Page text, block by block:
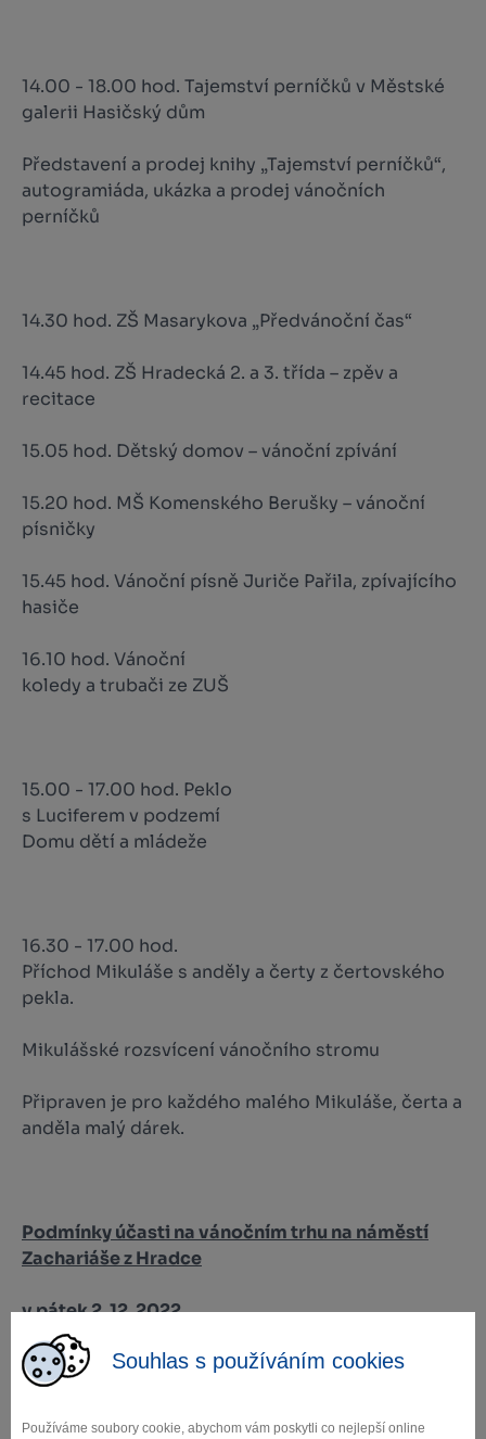
Souhlas s používáním cookies
Používáme soubory cookie, abychom vám poskytli co nejlepší online
14.00 - 18.00 hod. Tajemství perníčků v Městské
galerii Hasičský dům
Představení a prodej knihy „Tajemství perníčků“,
autogramiáda, ukázka a prodej vánočních
perníčků
14.30 hod. ZŠ Masarykova „Předvánoční čas“
14.45 hod. ZŠ Hradecká 2. a 3. třída – zpěv a
recitace
15.05 hod. Dětský domov – vánoční zpívání
15.20 hod. MŠ Komenského Berušky – vánoční
písničky
15.45 hod. Vánoční písně Juriče Pařila, zpívajícího
hasiče
16.10 hod. Vánoční
koledy a trubači ze ZUŠ
15.00 - 17.00 hod. Peklo
s Luciferem v podzemí
Domu dětí a mládeže
16.30 - 17.00 hod.
Příchod Mikuláše s anděly a čerty z čertovského
pekla.
Mikulášské rozsvícení vánočního stromu
Připraven je pro každého malého Mikuláše, čerta a
anděla malý dárek.
Podmínky účasti na vánočním trhu na náměstí
Zachariáše z Hradce
v pátek 2. 12. 2022